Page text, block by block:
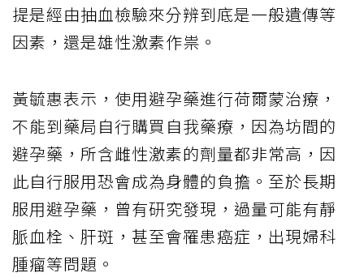
提是經由抽血檢驗來分辨到底是一般遺傳等
因素，還是雄性激素作祟。
黃毓惠表示，使用避孕藥進行荷爾蒙治療，
不能到藥局自行購買自我藥療，因為坊間的
避孕藥，所含雌性激素的劑量都非常高，因
此自行服用恐會成為身體的負擔。至於長期
服用避孕藥，曾有研究發現，過量可能有靜
脈血栓、肝斑，甚至會罹患癌症，出現婦科
腫瘤等問題。